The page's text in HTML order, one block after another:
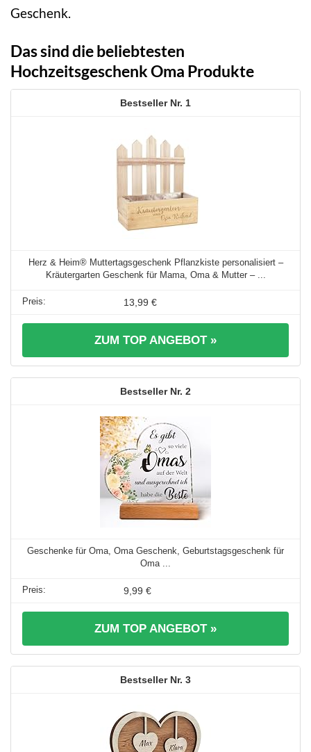
Geschenk.
Das sind die beliebtesten
Hochzeitsgeschenk Oma Produkte
1
Herz & Heim® Muttertagsgeschenk Pflanzkiste personalisiert –
Kräutergarten Geschenk für Mama, Oma & Mutter – ...
13,99 €
ZUM TOP ANGEBOT »
2
Geschenke für Oma, Oma Geschenk, Geburtstagsgeschenk für
Oma ...
9,99 €
ZUM TOP ANGEBOT »
3